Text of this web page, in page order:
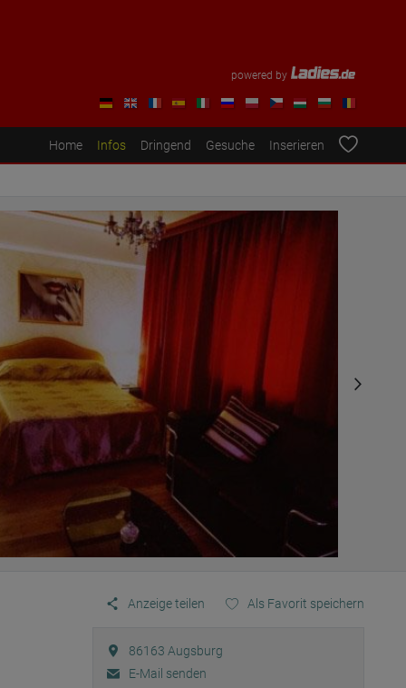
powered by
Home Infos Dringend Gesuche Inserieren
Anzeige teilen Als Favorit speichern
86163 Augsburg
E-Mail senden